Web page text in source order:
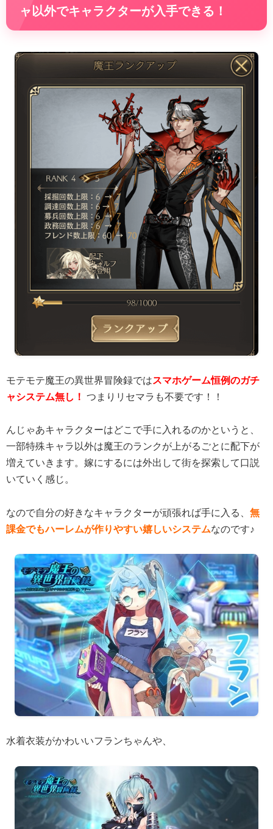
ャ以外でキャラクターが入手できる！
モテモテ魔王の異世界冒険録ではスマホゲーム恒例のガチ
ャシステム無し！ つまりリセマラも不要です！！
んじゃあキャラクターはどこで手に入れるのかというと、
一部特殊キャラ以外は魔王のランクが上がるごとに配下が
増えていきます。嫁にするには外出して街を探索して口説
いていく感じ。
なので自分の好きなキャラクターが頑張れば手に入る、 無
課金でもハーレムが作りやすい嬉しいシステムなのです♪
水着衣装がかわいいフランちゃんや、